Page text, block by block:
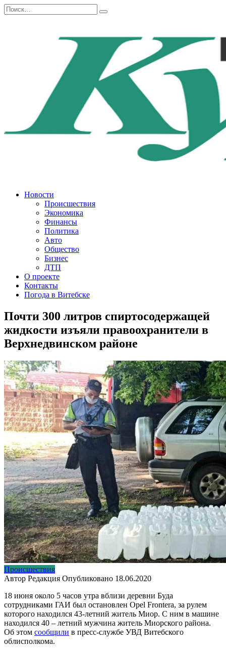
Перейти
к
Search
for:
Новости
Происшествия
Экономика
Финансы
Политика
Авто
Общество
Бизнес
ДТП
О проекте
Контакты
Погода в Витебске
Почти 300 литров спиртосодержащей
жидкости изъяли правоохранители в
Верхнедвинском районе
Происшествия
Автор Редакция Опубликовано 18.06.2020
18 июня около 5 часов утра вблизи деревни Буда
сотрудниками ГАИ был остановлен Opel Frontera, за рулем
которого находился 43-летний житель Миор. С ним в машине
находился 40 – летний мужчина житель Миорского района.
Об этом сообщили в пресс-службе УВД Витебского
облисполкома.